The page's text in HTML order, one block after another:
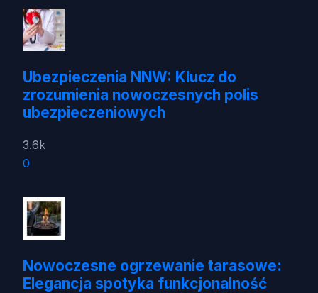
Ubezpieczenia NNW: Klucz do
zrozumienia nowoczesnych polis
ubezpieczeniowych
3.6k
0
Nowoczesne ogrzewanie tarasowe:
Elegancja spotyka funkcjonalność